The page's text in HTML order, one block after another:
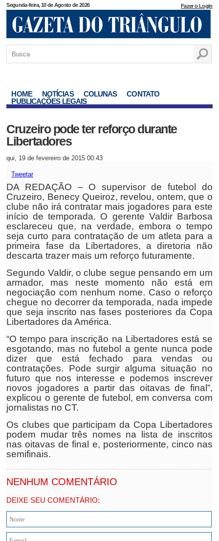
Segunda-feira, 10 de Agosto de 2026 Fazer o Login
HOME NOTÍCIAS COLUNAS
CONTATO
PUBLICAÇÕES LEGAIS
Cruzeiro pode ter reforço durante
Libertadores
qui, 19 de fevereiro de 2015 00:43
Tweetar
DA REDAÇÃO – O supervisor de futebol do
Cruzeiro, Benecy Queiroz, revelou, ontem, que o
clube não irá contratar mais jogadores para este
início de temporada. O gerente Valdir Barbosa
esclareceu que, na verdade, embora o tempo
seja curto para contratação de um atleta para a
primeira fase da Libertadores, a diretoria não
descarta trazer mais um reforço futuramente.
Segundo Valdir, o clube segue pensando em um
armador, mas neste momento não está em
negociação com nenhum nome. Caso o reforço
chegue no decorrer da temporada, nada impede
que seja inscrito nas fases posteriores da Copa
Libertadores da América.
“O tempo para inscrição na Libertadores está se
esgotando, mas no futebol a gente nunca pode
dizer que está fechado para vendas ou
contratações. Pode surgir alguma situação no
futuro que nos interesse e podemos inscrever
novos jogadores a partir das oitavas de final”,
explicou o gerente de futebol, em conversa com
jornalistas no CT.
Os clubes que participam da Copa Libertadores
podem mudar três nomes na lista de inscritos
nas oitavas de final e, posteriormente, cinco nas
semifinais.
NENHUM COMENTÁRIO
DEIXE SEU COMENTÁRIO: